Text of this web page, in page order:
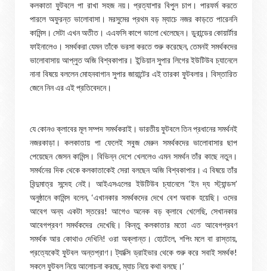
কলকাতা ফুটবলে পা রাখা সহজ নয়। প্রত্যাশার বিপুল চাপ। পারফর্ম করতে
পারলে অফুরন্ত ভালোবাসা। মরসুমের প্রথম বড় ম্যাচে নজর কাড়তে পারেননি
কামিন্স। সেটা এখন অতীত। এএফসি কাপে ভালো খেলেছেন। ডুরান্ডের কোয়ার্টার
ফাইনালেও। সমর্থকরা যেমন তাঁকে ভরসা করতে শুরু করেছেন, তেমনই সমর্থকদের
ভালোবাসায় আপ্লুত অজি বিশ্বকাপার। ইন্ডিয়ান সুপার লিগের ইউটিউব চ্যানেলে
নানা বিষয়ে বললেন মোহনবাগান সুপার জায়ান্টের এই তারকা ফুটবলার। বিস্তারিত
জেনে নিন এর এই প্রতিবেদনে।
যে কোনও ক্লাবের মূল সম্পদ সমর্থকরাই। ভারতীয় ফুটবলে তিন প্রধানের সমর্থনই
নজরকাড়া। কলকাতায় পা ফেলেই সবুজ মেরুন সমর্থকদের ভালোবাসার ছাপ
পেয়েছেন জেসন কামিন্স। বিভিন্ন দেশে খেললেও এমন সমর্থন তাঁর কাছে নতুন।
সমর্থনের দিক থেকে কলকাতাকেই সেরা বলছেন অজি বিশ্বকাপার। এ বিষয়ে তাঁর
বিন্দুমাত্র সন্দেহ নেই। আইএসএলের ইউটিউব চ্যানেলে ‘ইন দ্য স্ট্যান্ডস’
অনুষ্ঠানে কামিন্স বলেন, ‘এখানকার সমর্থকদের দেখে বেশ অবাক হয়েছি। ওদের
আবেগ অন্য একটা স্তরের! আগেও অনেক বড় ক্লাবে খেলেছি, সেখানকার
আবেগপ্রবণ সমর্থকদের দেখেছি। কিন্তু কলকাতার মতো এত আবেগপ্রবণ
সমর্থক আর কোথাও দেখিনি! ওরা অক্লান্ত। হোটেলে, শপিং মলে বা রাস্তায়,
প্রত্যেকেই ফুটবল অন্তপ্রাণ। ট্যাক্সি ড্রাইভার থেকে শুরু করে সবাই সমর্থক!
সকলে ফুটবল নিয়ে আলোচনা করছে, ম্যাচ নিয়ে কথা বলছে।’